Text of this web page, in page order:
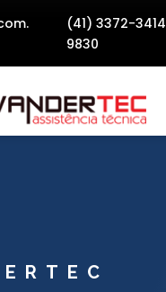
(41) 3372-3414
9830